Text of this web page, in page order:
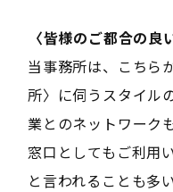
――〈皆様のご都合の良
当事務所は、こちら
所〉に伺うスタイル
業とのネットワーク
窓口としてもご利用
と言われることも多